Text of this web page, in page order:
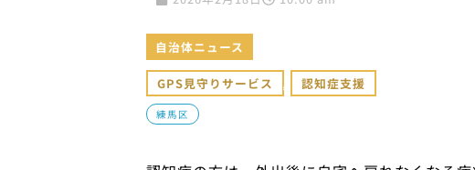
自治体ニュース
GPS見守りサービス , 認知症支援
練馬区